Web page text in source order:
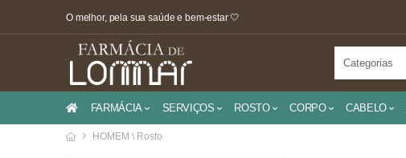
O melhor, pela sua saúde e bem-estar 🤍
FARMÁCIA SERVIÇOS ROSTO CORPO CABELO
HOMEM \ Rosto